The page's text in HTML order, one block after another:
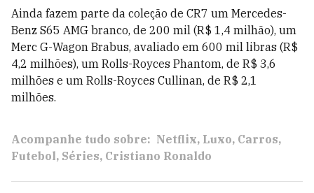
Ainda fazem parte da coleção de CR7 um Mercedes-
Benz S65 AMG branco, de 200 mil (R$ 1,4 milhão), um
Merc G-Wagon Brabus, avaliado em 600 mil libras (R$
4,2 milhões), um Rolls-Royces Phantom, de R$ 3,6
milhões e um Rolls-Royces Cullinan, de R$ 2,1
milhões.
Acompanhe tudo sobre: Netflix Luxo Carros
Futebol Séries Cristiano Ronaldo